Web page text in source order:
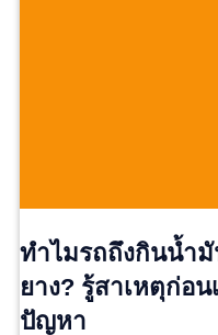
ทำไมรถถึงกินน้ำ
ยาง? รู้สาเหตุก่อ
ปัญหา